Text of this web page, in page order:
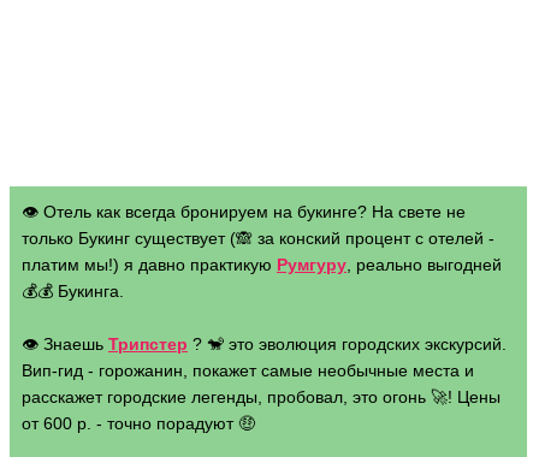
👁 Отель как всегда бронируем на букинге? На свете не
только Букинг существует (🙈 за конский процент с отелей -
платим мы!) я давно практикую Румгуру , реально выгодней
💰💰 Букинга.
👁 Знаешь Трипстер ? 🐒 это эволюция городских экскурсий.
Вип-гид - горожанин, покажет самые необычные места и
расскажет городские легенды, пробовал, это огонь 🚀! Цены
от 600 р. - точно порадуют 🤑